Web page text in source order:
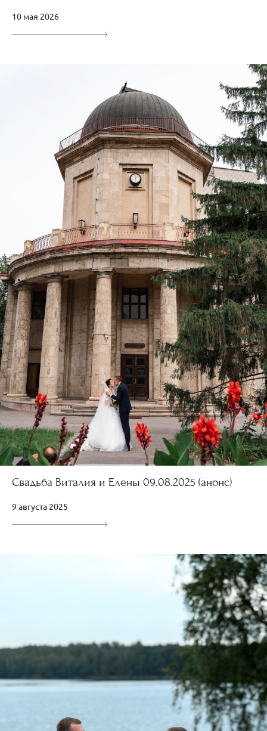
10 мая 2026
Свадьба Виталия и Елены 09.08.2025 (анонс)
9 августа 2025